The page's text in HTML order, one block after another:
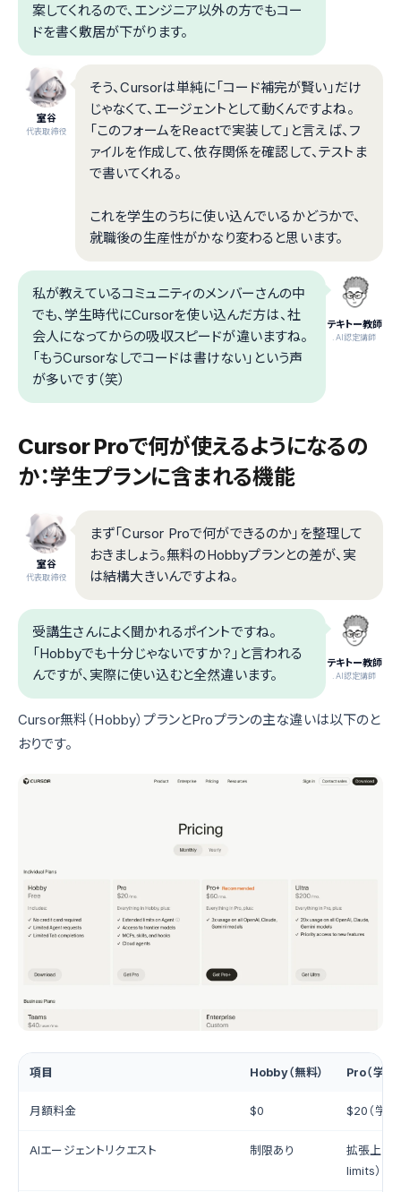
案してくれるので、エンジニア以外の方でもコー
ドを書く敷居が下がります。
室谷
代表取締役
そう、Cursorは単純に「コード補完が賢い」だけ
じゃなくて、エージェントとして動くんですよね。
「このフォームをReactで実装して」と言えば、フ
ァイルを作成して、依存関係を確認して、テストま
で書いてくれる。
これを学生のうちに使い込んでいるかどうかで、
就職後の生産性がかなり変わると思います。
テキトー教師
.AI認定講師
私が教えているコミュニティのメンバーさんの中
でも、学生時代にCursorを使い込んだ方は、社
会人になってからの吸収スピードが違いますね。
「もうCursorなしでコードは書けない」という声
が多いです（笑）
Cursor Proで何が使えるようになるの
か：学生プランに含まれる機能
室谷
代表取締役
まず「Cursor Proで何ができるのか」を整理して
おきましょう。無料のHobbyプランとの差が、実
は結構大きいんですよね。
テキトー教師
.AI認定講師
受講生さんによく聞かれるポイントですね。
「Hobbyでも十分じゃないですか？」と言われる
んですが、実際に使い込むと全然違います。
Cursor無料（Hobby）プランとProプランの主な違いは以下のと
おりです。
項目 Hobby（無料） Pro（学生
月額料金 $0 $20（学生
AIエージェントリクエスト 制限あり
拡張上限
limits）